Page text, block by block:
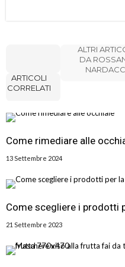
ARTICOLI
CORRELATI
ALTRI
DA
Come rimediare alle
13 Settembre 2024
Come scegliere i prodotti
21 Settembre 2023